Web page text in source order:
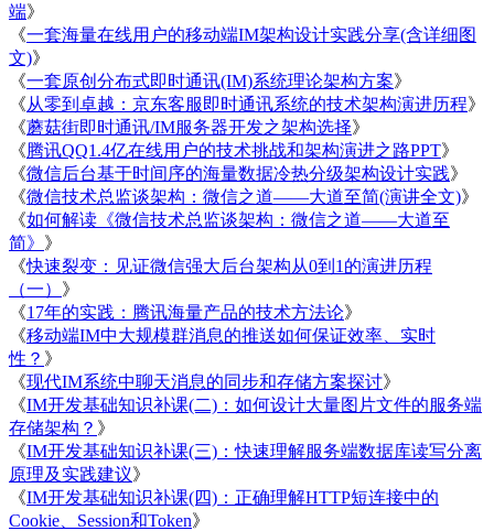
端》
《一套海量在线用户的移动端IM架构设计实践分享(含详细图
文)》
《一套原创分布式即时通讯(IM)系统理论架构方案》
《从零到卓越：京东客服即时通讯系统的技术架构演进历程》
《蘑菇街即时通讯/IM服务器开发之架构选择》
《腾讯QQ1.4亿在线用户的技术挑战和架构演进之路PPT》
《微信后台基于时间序的海量数据冷热分级架构设计实践》
《微信技术总监谈架构：微信之道——大道至简(演讲全文)》
《如何解读《微信技术总监谈架构：微信之道——大道至
简》 》
《快速裂变：见证微信强大后台架构从0到1的演进历程
（一） 》
《17年的实践：腾讯海量产品的技术方法论》
《移动端IM中大规模群消息的推送如何保证效率、实时
性？ 》
《现代IM系统中聊天消息的同步和存储方案探讨》
《IM开发基础知识补课(二)：如何设计大量图片文件的服务端
存储架构？ 》
《IM开发基础知识补课(三)：快速理解服务端数据库读写分离
原理及实践建议》
《IM开发基础知识补课(四)：正确理解HTTP短连接中的
Cookie、Session和Token》